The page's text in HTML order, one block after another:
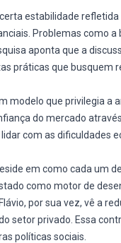
estabilidade
Problemas como a
aponta que a
práticas que busquem
modelo que privilegia a
do mercado
com as dificuldades
em como cada um
como motor de
por sua vez, vê a
setor privado. Essa
políticas sociais.